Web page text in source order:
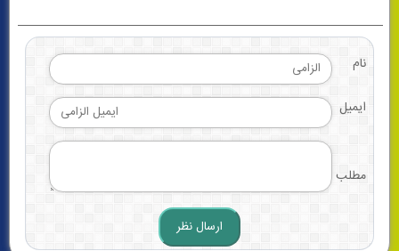
نام
ایمیل
مطلب